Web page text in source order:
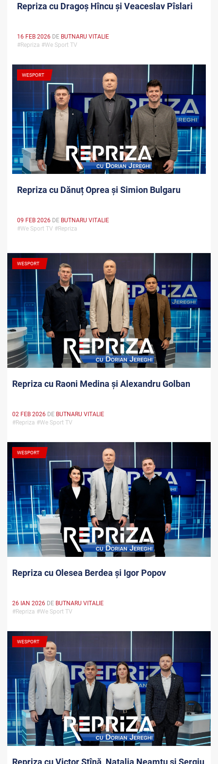
Repriza cu Dragoș Hîncu și Veaceslav Pîslari
16 FEB 2026 DE BUTNARU VITALIE
#Repriza #We Sport TV
WESPORT
Repriza cu Dănuț Oprea și Simion Bulgaru
09 FEB 2026 DE BUTNARU VITALIE
#We Sport TV #Repriza
WESPORT
Repriza cu Raoni Medina și Alexandru Golban
02 FEB 2026 DE BUTNARU VITALIE
#Repriza #We Sport TV
WESPORT
Repriza cu Olesea Berdea și Igor Popov
26 IAN 2026 DE BUTNARU VITALIE
#Repriza #We Sport TV
WESPORT